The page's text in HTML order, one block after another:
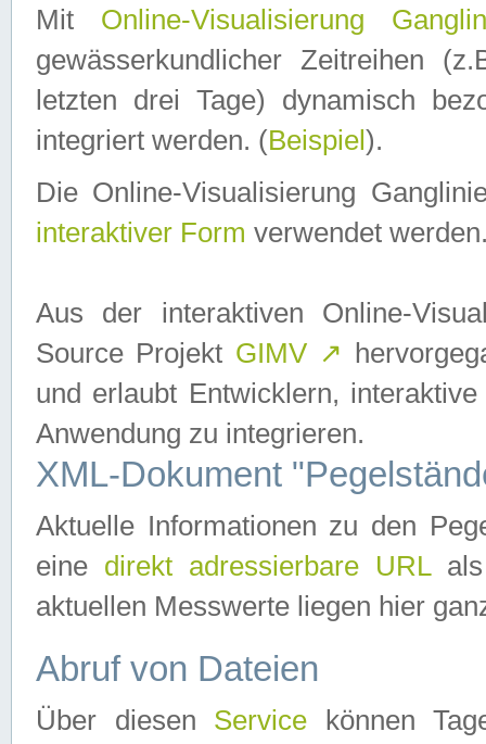
Mit Online-Visualisierung
gewässerkundlicher Zeitreihen
letzten drei Tage) dynamisch
integriert werden. (Beispiel ).
Die Online-Visualisierung
interaktiver Form verwendet
Aus der interaktiven Online-
Source Projekt GIMV ↗
und erlaubt Entwicklern,
Anwendung zu integrieren.
XML-Dokument
Aktuelle Informationen zu den
eine direkt adressierbare URLals
aktuellen Messwerte liegen hier
Abruf von Dateien
Über diesen Service können